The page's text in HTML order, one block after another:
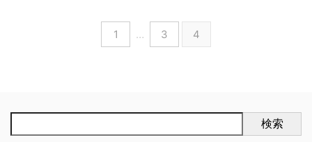
1 … 3 4
検索